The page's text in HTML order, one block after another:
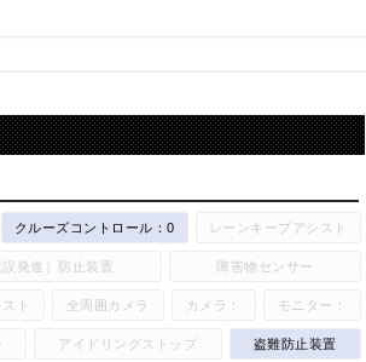
クルーズコントロール：0 レーンキープアシスト
発進）防止装置 障害物センサー
ト 全周囲カメラ カメラ： モニター：
アイドリングストップ 盗難防止装置